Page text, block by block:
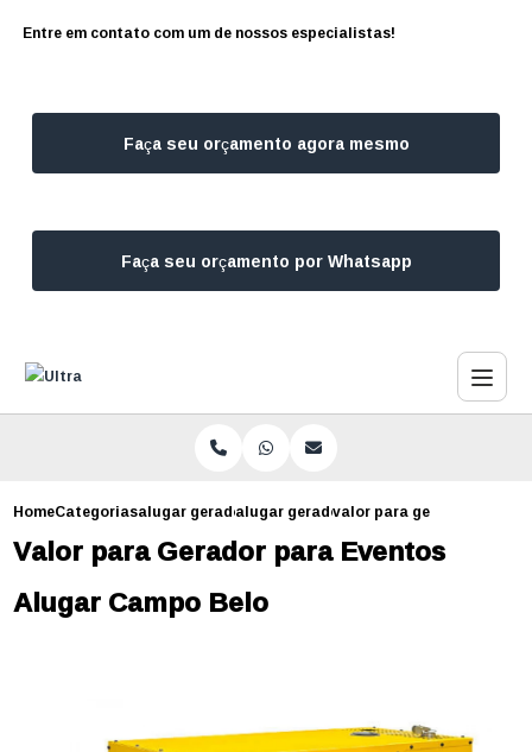
Entre em contato com um de nossos especialistas!
Faça seu orçamento agora mesmo
Faça seu orçamento por Whatsapp
HomeCategoriasalugar geradoresalugar gerador de energia
valor para gerador para
Valor para Gerador para Eventos
Alugar Campo Belo